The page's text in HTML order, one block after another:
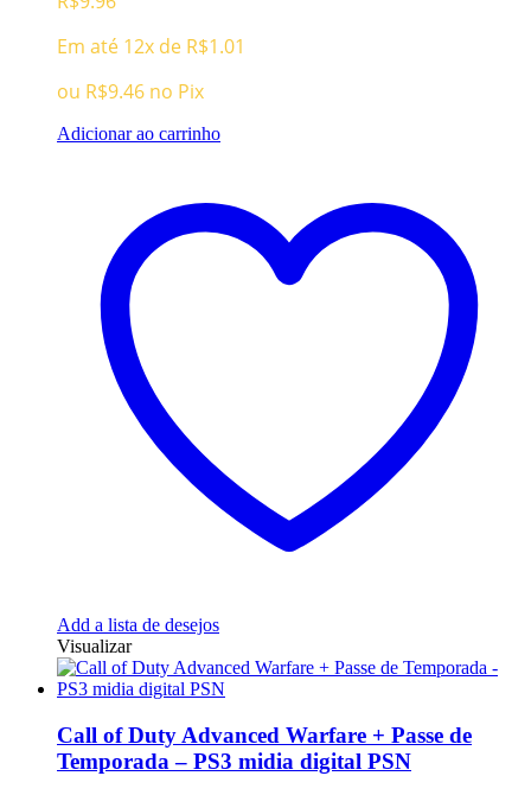
Em até 12x de R$1.01
ou R$9.46 no Pix
Adicionar ao carrinho
Add a lista de desejos
Visualizar
Call of Duty Advanced Warfare + Passe de
Temporada – PS3 midia digital PSN